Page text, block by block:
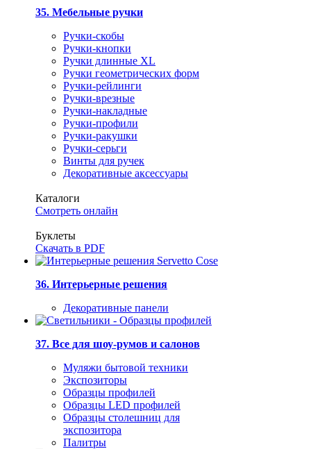
35. Мебельные ручки
Ручки-скобы
Ручки-кнопки
Ручки длинные XL
Ручки геометрических форм
Ручки-рейлинги
Ручки-врезные
Ручки-накладные
Ручки-профили
Ручки-ракушки
Ручки-серьги
Винты для ручек
Декоративные аксессуары
Каталоги
Смотреть онлайн
Буклеты
Скачать в PDF
36. Интерьерные решения
Декоративные панели
37. Все для шоу-румов и салонов
Муляжи бытовой техники
Экспозиторы
Образцы профилей
Образцы LED профилей
Образцы столешниц для
экспозитора
Палитры